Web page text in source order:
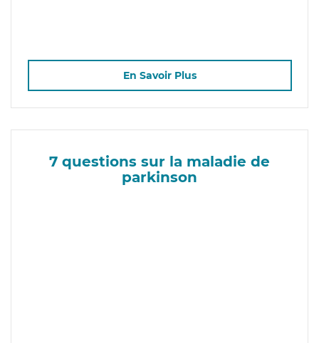
En Savoir Plus
7 questions sur la maladie de
parkinson